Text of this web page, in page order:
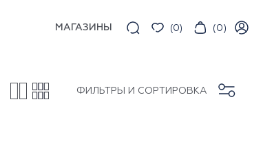
МАГАЗИНЫ (0) (0)
ФИЛЬТРЫ И СОРТИРОВКА